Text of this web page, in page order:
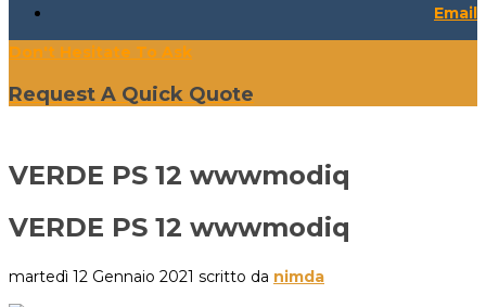
Email
Don't Hesitate To Ask
Request A Quick Quote
VERDE PS 12 wwwmodiq
VERDE PS 12 wwwmodiq
martedì 12 Gennaio 2021 scritto da nimda